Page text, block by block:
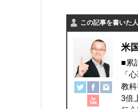
この記事を書いた人
米
■累
「
教
3倍